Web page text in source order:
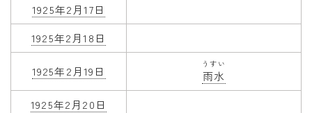
1925年2月17日
1925年2月18日
1925年2月19日 雨水
うすい
1925年2月20日